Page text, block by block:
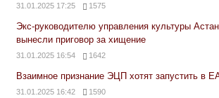
31.01.2025 17:25 1575
Экс-руководителю управления культуры
вынесли приговор за хищение
31.01.2025 16:54 1642
Взаимное признание ЭЦП хотят запустить в
31.01.2025 16:42 1590